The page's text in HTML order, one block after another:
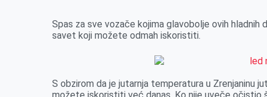
e
o
s
g
k
I
e
t
p
i
Spas za sve vozače kojima glavobolje ovih hladnih
savet koji možete odmah iskoristiti.
S obzirom da je jutarnja temperatura u Zrenjaninu